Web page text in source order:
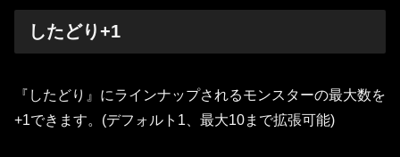
したどり+1
『したどり』にラインナップされるモンスターの最大数を
+1できます。(デフォルト1、最大10まで拡張可能)